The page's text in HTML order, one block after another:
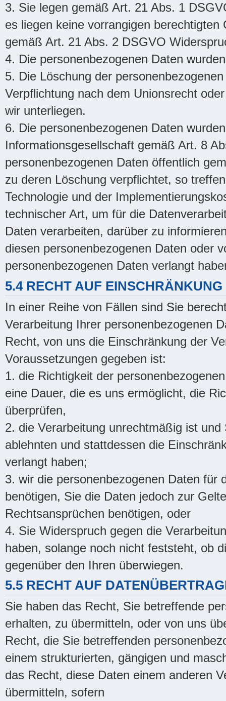
3. Sie legen gemäß Art. 21 Abs. 1
es liegen keine vorrangigen
gemäß Art. 21 Abs. 2 DSGVO
4. Die personenbezogenen Daten
5. Die Löschung der
Verpflichtung nach dem Unionsrecht
wir unterliegen.
6. Die personenbezogenen Daten
Informationsgesellschaft gemäß Art. 8
personenbezogenen Daten öffentlich
zu deren Löschung verpflichtet, so
Technologie und der
technischer Art, um für die
Daten verarbeiten, darüber zu
diesen personenbezogenen Daten oder
personenbezogenen Daten verlangt
5.4 RECHT AUF
In einer Reihe von Fällen sind Sie
Verarbeitung Ihrer personenbezogenen
Recht, von uns die Einschränkung der
Voraussetzungen gegeben ist:
1. die Richtigkeit der
eine Dauer, die es uns ermöglicht, die
überprüfen,
2. die Verarbeitung unrechtmäßig ist
ablehnten und stattdessen die
verlangt haben;
3. wir die personenbezogenen Daten für
benötigen, Sie die Daten jedoch zur
Rechtsansprüchen benötigen, oder
4. Sie Widerspruch gegen die
haben, solange noch nicht feststeht, ob
gegenüber den Ihren überwiegen.
5.5 RECHT AUF
Sie haben das Recht, Sie betreffende
erhalten, zu übermitteln, oder von uns
Recht, die Sie betreffenden
einem strukturierten, gängigen und
das Recht, diese Daten einem anderen
übermitteln, sofern